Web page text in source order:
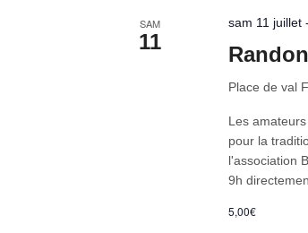
SAM
11
sam 11 juillet
Place de val
Les
pour la
l'association
9h
5,00€